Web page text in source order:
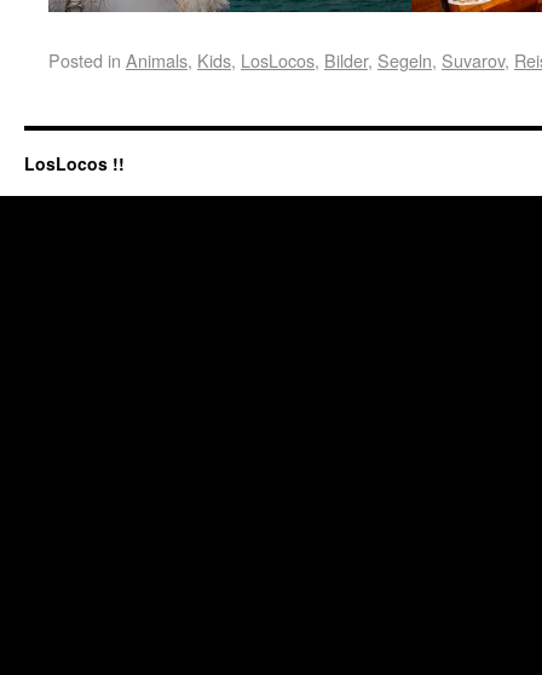
Posted in Animals, Kids, LosLocos, Bilder, Segeln, Suvarov,
LosLocos !!